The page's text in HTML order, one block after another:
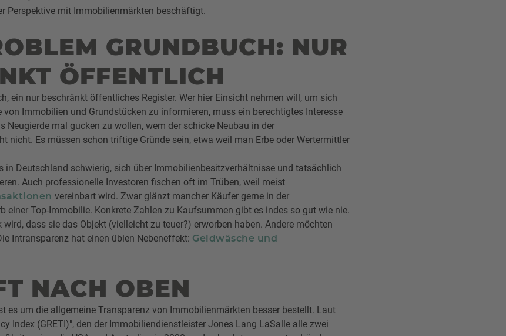
Perspektive mit Immobilienmärkten beschäftigt.
GRUNDBUCH: NUR
ÖFFENTLICH
ein nur beschränkt öffentliches Register. Wer hier Einsicht nehmen will, um sich
Immobilien und Grundstücken zu informieren, muss ein berechtigtes Interesse
Neugierde mal gucken zu wollen, wem der schicke Neubau in der
nicht. Es müssen schon triftige Gründe sein, etwa weil man Erbe oder Wertermittler
in Deutschland schwierig, sich über Immobilienbesitzverhältnisse und tatsächlich
Auch professionelle Investoren fischen oft im Trüben, weil meist
vereinbart wird. Zwar glänzt mancher Käufer gerne in der
einer Top-Immobilie. Konkrete Zahlen zu Kaufsummen gibt es indes so gut wie nie.
dass sie das Objekt (vielleicht zu teuer?) erworben haben. Andere möchten
Intransparenz hat einen üblen Nebeneffekt: Geldwäsche und
NACH OBEN
es um die allgemeine Transparenz von Immobilienmärkten besser bestellt. Laut
Index (GRETI)", den der Immobiliendienstleister Jones Lang LaSalle alle zwei